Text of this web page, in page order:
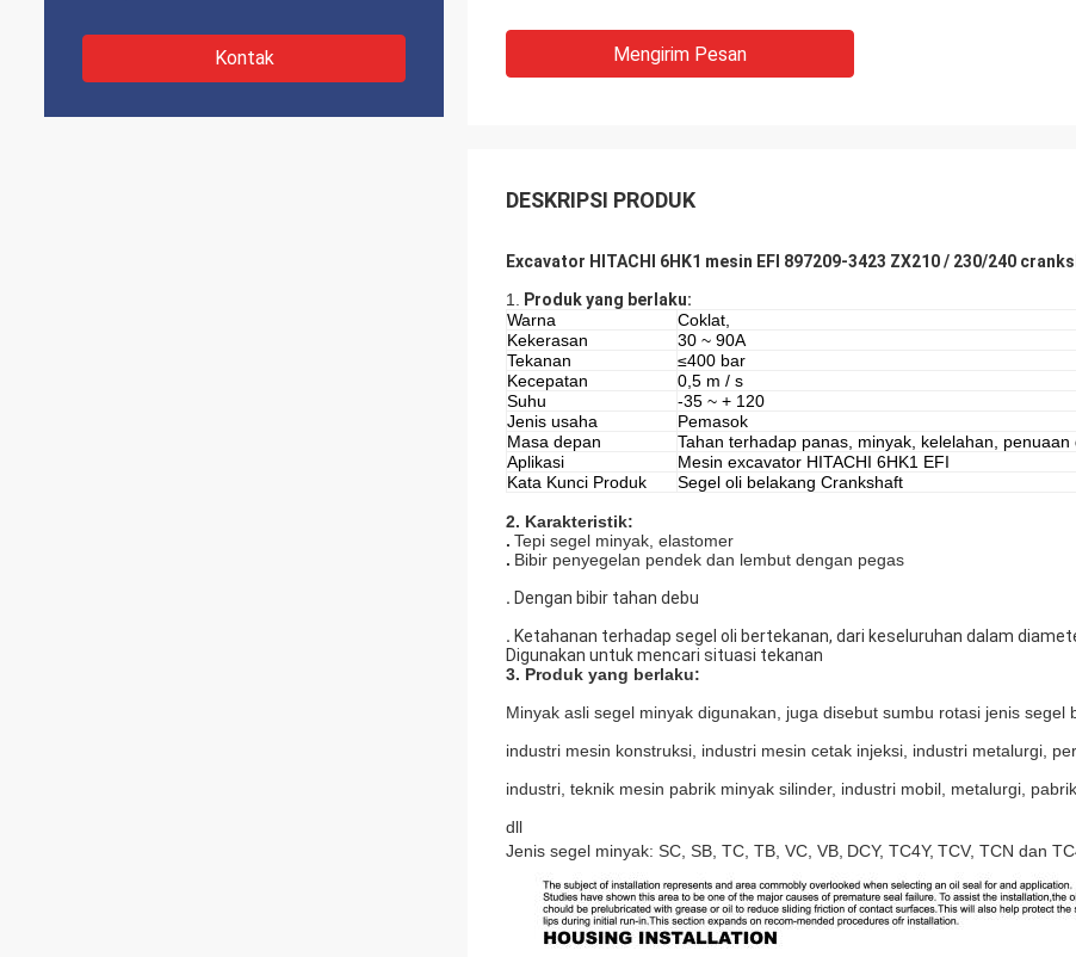
Kontak Mengirim Pesan
DESKRIPSI PRODUK
Excavator HITACHI 6HK1 mesin EFI 897209-3423 ZX210 / 230/240
1.
Produk yang berlaku:
Warna
Coklat,
Kekerasan
30 ~ 90A
Tekanan
≤400 bar
Kecepatan
0,5 m / s
Suhu
-35 ~ + 120
Jenis usaha
Pemasok
Masa depan
Tahan terhadap panas, minyak, kelelahan, penuaan
Aplikasi
Mesin excavator HITACHI 6HK1 EFI
Kata Kunci Produk
Segel oli belakang Crankshaft
2. Karakteristik:
. Tepi segel minyak, elastomer
. Bibir penyegelan pendek dan lembut dengan pegas
. Dengan bibir tahan debu
. Ketahanan terhadap segel oli bertekanan, dari keseluruhan dalam
Digunakan untuk mencari situasi tekanan
3. Produk yang berlaku:
Minyak asli segel minyak digunakan, juga disebut sumbu rotasi jenis segel
industri mesin konstruksi, industri mesin cetak injeksi, industri metalurgi,
industri, teknik mesin pabrik minyak silinder, industri mobil, metalurgi,
dll
Jenis segel minyak: SC, SB, TC, TB, VC, VB, DCY, TC4Y, TCV, TCN dan